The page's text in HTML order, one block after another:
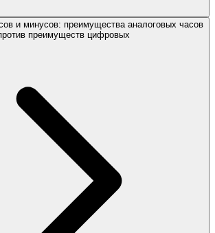
и минусов: преимущества аналоговых часов
преимуществ цифровых